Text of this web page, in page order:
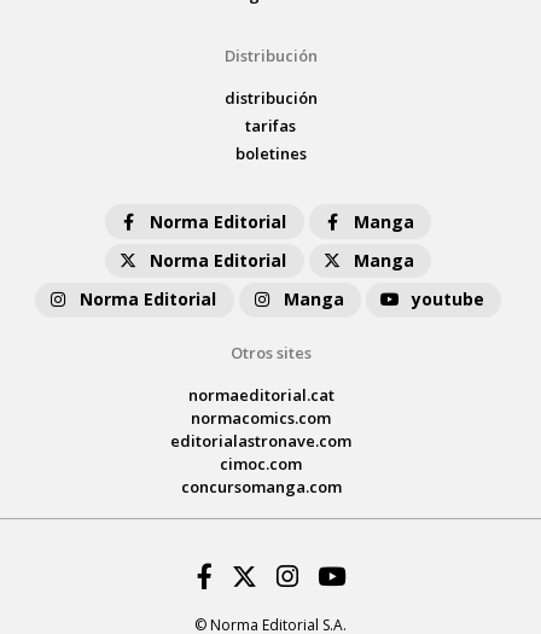
Distribución
distribución
tarifas
boletines
Norma Editorial
Manga
Norma Editorial
Manga
Norma Editorial
Manga youtube
Otros sites
normaeditorial.cat
normacomics.com
editorialastronave.com
cimoc.com
concursomanga.com
© Norma Editorial S.A.
Facebook
Twitter
Instagram
Youtube